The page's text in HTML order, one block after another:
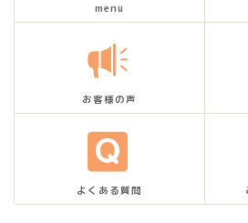
menu
お客様の声
よくある質問